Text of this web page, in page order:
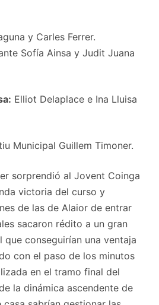
y Carles Ferrer.
Sofía Ainsa y Judit Juana
Elliot Delaplace e Ina Lluisa
Municipal Guillem Timoner.
sorprendió al Jovent Coinga
victoria del curso y
de las de Alaior de entrar
sacaron rédito a un gran
que conseguirían una ventaja
con el paso de los minutos
en el tramo final del
la dinámica ascendente de